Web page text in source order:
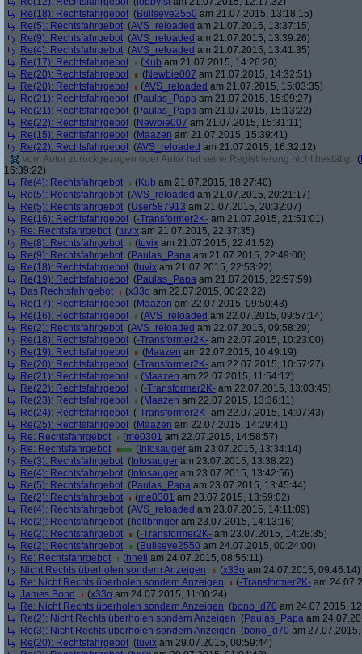
Re(18): Rechtsfahrgebot (Bullseye2550 am 21.07.2015, 13:18:15)
Re(5): Rechtsfahrgebot (AVS_reloaded am 21.07.2015, 13:37:15)
Re(9): Rechtsfahrgebot (AVS_reloaded am 21.07.2015, 13:39:26)
Re(4): Rechtsfahrgebot (AVS_reloaded am 21.07.2015, 13:41:35)
Re(17): Rechtsfahrgebot
(Kub am 21.07.2015, 14:26:20)
Re(20): Rechtsfahrgebot
(Newbie007 am 21.07.2015, 14:32:51)
Re(20): Rechtsfahrgebot
(AVS_reloaded am 21.07.2015, 15:03:35)
Re(21): Rechtsfahrgebot (Paulas_Papa am 21.07.2015, 15:09:27)
Re(21): Rechtsfahrgebot (Paulas_Papa am 21.07.2015, 15:13:22)
Re(22): Rechtsfahrgebot (Newbie007 am 21.07.2015, 15:31:11)
Re(15): Rechtsfahrgebot (Maazen am 21.07.2015, 15:39:41)
Re(22): Rechtsfahrgebot (AVS_reloaded am 21.07.2015, 16:32:12)
Vom Autor zurückgezogen oder Autor hat seine Registrierung nicht bestätigt (
16:39:22)
Re(4): Rechtsfahrgebot
(Kub am 21.07.2015, 18:27:40)
Re(5): Rechtsfahrgebot (AVS_reloaded am 21.07.2015, 20:21:17)
Re(5): Rechtsfahrgebot (User587913 am 21.07.2015, 20:32:07)
Re(16): Rechtsfahrgebot (-Transformer2K- am 21.07.2015, 21:51:01)
Re: Rechtsfahrgebot (tuvix am 21.07.2015, 22:37:35)
Re(8): Rechtsfahrgebot
(tuvix am 21.07.2015, 22:41:52)
Re(9): Rechtsfahrgebot (Paulas_Papa am 21.07.2015, 22:49:00)
Re(18): Rechtsfahrgebot (tuvix am 21.07.2015, 22:53:22)
Re(19): Rechtsfahrgebot (Paulas_Papa am 21.07.2015, 22:57:59)
Das Rechtsfahrgebot
(x33o am 22.07.2015, 00:22:22)
Re(17): Rechtsfahrgebot (Maazen am 22.07.2015, 09:50:43)
Re(16): Rechtsfahrgebot
(AVS_reloaded am 22.07.2015, 09:57:14)
Re(2): Rechtsfahrgebot (AVS_reloaded am 22.07.2015, 09:58:29)
Re(18): Rechtsfahrgebot (-Transformer2K- am 22.07.2015, 10:23:00)
Re(19): Rechtsfahrgebot
(Maazen am 22.07.2015, 10:49:19)
Re(20): Rechtsfahrgebot (-Transformer2K- am 22.07.2015, 10:57:27)
Re(21): Rechtsfahrgebot
(Maazen am 22.07.2015, 11:54:12)
Re(22): Rechtsfahrgebot
(-Transformer2K- am 22.07.2015, 13:03:45)
Re(23): Rechtsfahrgebot
(Maazen am 22.07.2015, 13:36:11)
Re(24): Rechtsfahrgebot (-Transformer2K- am 22.07.2015, 14:07:43)
Re(25): Rechtsfahrgebot (Maazen am 22.07.2015, 14:29:41)
Re: Rechtsfahrgebot
(me0301 am 22.07.2015, 14:58:57)
Re: Rechtsfahrgebot
( Infosauger am 23.07.2015, 13:34:14)
Re(3): Rechtsfahrgebot ( Infosauger am 23.07.2015, 13:38:22)
Re(4): Rechtsfahrgebot ( Infosauger am 23.07.2015, 13:42:56)
Re(5): Rechtsfahrgebot (Paulas_Papa am 23.07.2015, 13:45:44)
Re(2): Rechtsfahrgebot
(me0301 am 23.07.2015, 13:59:02)
Re(4): Rechtsfahrgebot (AVS_reloaded am 23.07.2015, 14:11:09)
Re(2): Rechtsfahrgebot (hellbringer am 23.07.2015, 14:13:16)
Re(2): Rechtsfahrgebot
(-Transformer2K- am 23.07.2015, 14:28:35)
Re(2): Rechtsfahrgebot
(Bullseye2550 am 24.07.2015, 00:24:00)
Re: Rechtsfahrgebot
(hhetl am 24.07.2015, 08:56:11)
Nicht Rechts überholen sondern Anzeigen
(x33o am 24.07.2015, 09:46:14)
Re: Nicht Rechts überholen sondern Anzeigen
(-Transformer2K- am
James Bond
(x33o am 24.07.2015, 11:00:24)
Re: Nicht Rechts überholen sondern Anzeigen (bono_d70 am 24.07.2015,
Re(2): Nicht Rechts überholen sondern Anzeigen (Paulas_Papa am
Re(3): Nicht Rechts überholen sondern Anzeigen (bono_d70 am
Re(20): Rechtsfahrgebot (tuvix am 29.07.2015, 00:59:44)